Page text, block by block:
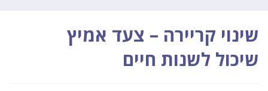
שינוי קריירה – צעד אמיץ
שיכול לשנות חיים